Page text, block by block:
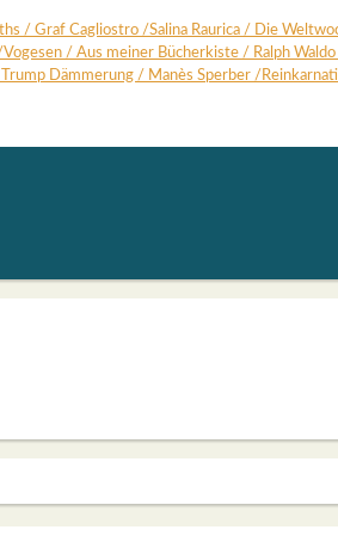
/ Graf Cagli­os­tro /Sali­na Rau­rica / Die
Voge­sen / Aus mei­ner Bücher­kis­te / Ralph
Trump Däm­me­rung / Manès Sper­ber /